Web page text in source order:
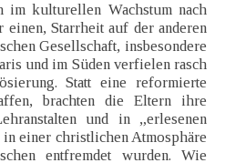
im kulturellen Wachstum nach
Starrheit auf der anderen
Gesellschaft, insbesondere
und im Süden verfielen rasch
Statt eine reformierte
brachten die Eltern ihre
und in „erlesenen
in einer christlichen Atmosphäre
entfremdet wurden. Wie